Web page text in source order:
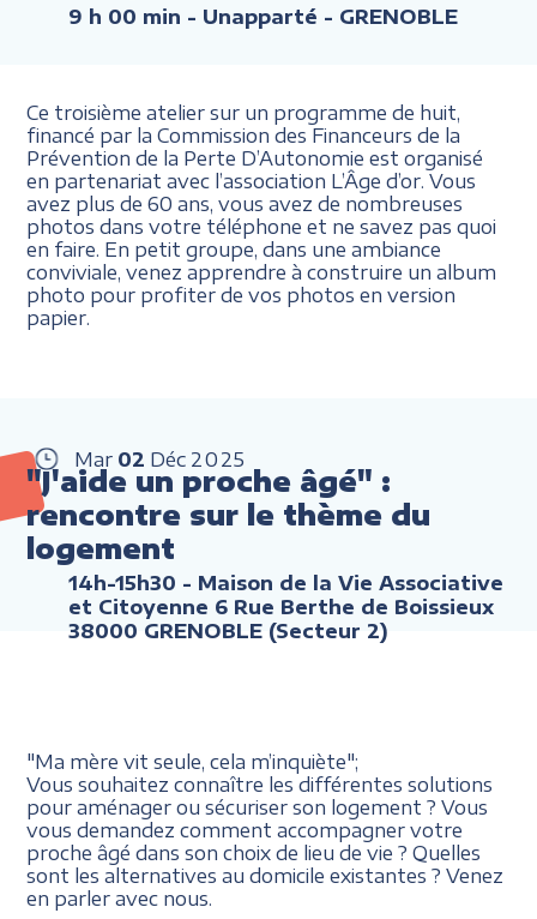
9 h 00 min - Unapparté - GRENOBLE
Ce troisième atelier sur un programme de huit,
financé par la Commission des Financeurs de la
Prévention de la Perte D’Autonomie est organisé
en partenariat avec l’association L’Âge d’or. Vous
avez plus de 60 ans, vous avez de nombreuses
photos dans votre téléphone et ne savez pas quoi
en faire. En petit groupe, dans une ambiance
conviviale, venez apprendre à construire un album
photo pour profiter de vos photos en version
papier.
Mar 02 Déc 2025
"J'aide un proche âgé" :
rencontre sur le thème du
logement
14h-15h30 - Maison de la Vie Associative
et Citoyenne 6 Rue Berthe de Boissieux
38000 GRENOBLE (Secteur 2)
"Ma mère vit seule, cela m’inquiète";
Vous souhaitez connaître les différentes solutions
pour aménager ou sécuriser son logement ? Vous
vous demandez comment accompagner votre
proche âgé dans son choix de lieu de vie ? Quelles
sont les alternatives au domicile existantes ? Venez
en parler avec nous.